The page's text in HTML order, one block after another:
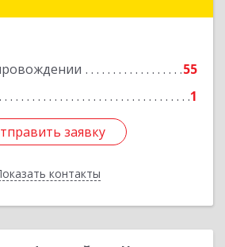
55
1
заявку
контакты
заявку
Назад